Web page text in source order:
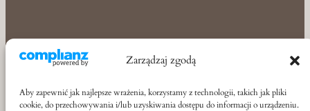
Zarządzaj zgodą
Aby zapewnić jak najlepsze wrażenia, korzystamy z technologii, takich jak pliki
cookie, do przechowywania i/lub uzyskiwania dostępu do informacji o urządzeniu.